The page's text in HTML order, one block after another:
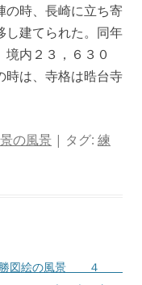
の時、長崎に立ち寄
し建てられた。同年
内２３，６３０
時は、寺格は晧台寺
の風景 | タグ: 練
勝図絵の風景 ４